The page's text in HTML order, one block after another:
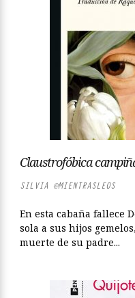
Claustrofóbica
SILVIA @MIENTRASLEOS
En esta cabaña fallece
sola a sus hijos
muerte de su padre...